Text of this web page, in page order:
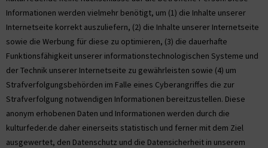
Informationen werden vielmehr benötigt, um (1) die Inhalte unserer
Internetseite korrekt auszuliefern, (2) die Inhalte unserer Internetseite
sowie die Werbung für diese zu optimieren, (3) die dauerhafte
Funktionsfähigkeit unserer informationstechnologischen Systeme und
der Technik unserer Internetseite zu gewährleisten sowie (4) um
Strafverfolgungsbehörden im Falle eines Cyberangriffes die zur
Strafverfolgung notwendigen Informationen bereitzustellen. Diese
anonym erhobenen Daten und Informationen werden durch die
kulturfeder.de daher einerseits statistisch und ferner mit dem Ziel
ausgewertet, den Datenschutz und die Datensicherheit in unserem